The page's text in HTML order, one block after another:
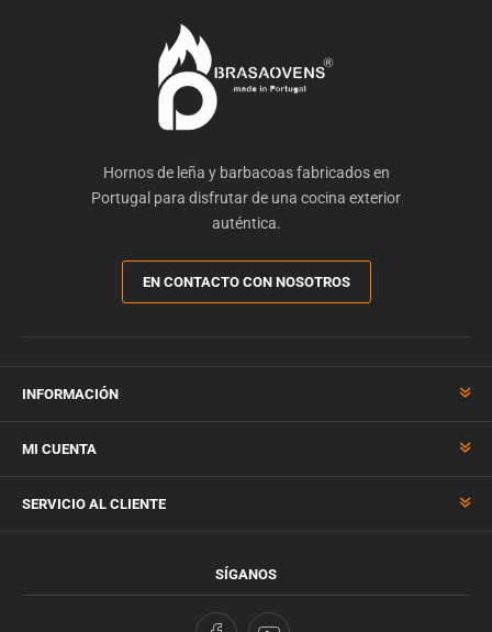
Hornos de leña y barbacoas fabricados en
Portugal para disfrutar de una cocina exterior
auténtica.
EN CONTACTO CON NOSOTROS
INFORMACIÓN
MI CUENTA
SERVICIO AL CLIENTE
SÍGANOS